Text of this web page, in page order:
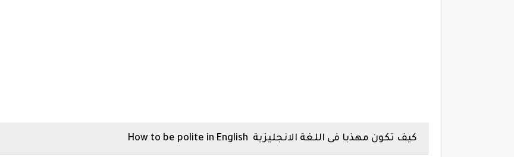
كيف تكون مهذبا فى اللغة الانجليزية How to be polite in English